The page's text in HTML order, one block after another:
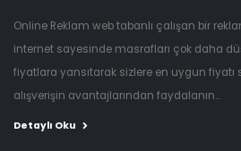
Online Reklam web tabanlı çalışan bir
internet sayesinde masrafları çok daha
fiyatlara yansıtarak sizlere en uygun fiyatı
alışverişin avantajlarından faydalanın...
Detaylı Oku